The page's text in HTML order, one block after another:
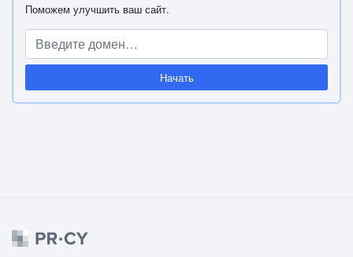
Поможем улучшить ваш сайт.
Начать